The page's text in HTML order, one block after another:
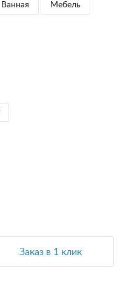
Ванная Мебель
Заказ в 1 клик